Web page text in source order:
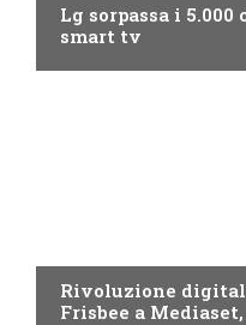
Lg sorpassa i
smart tv
Rivoluzione
Frisbee a